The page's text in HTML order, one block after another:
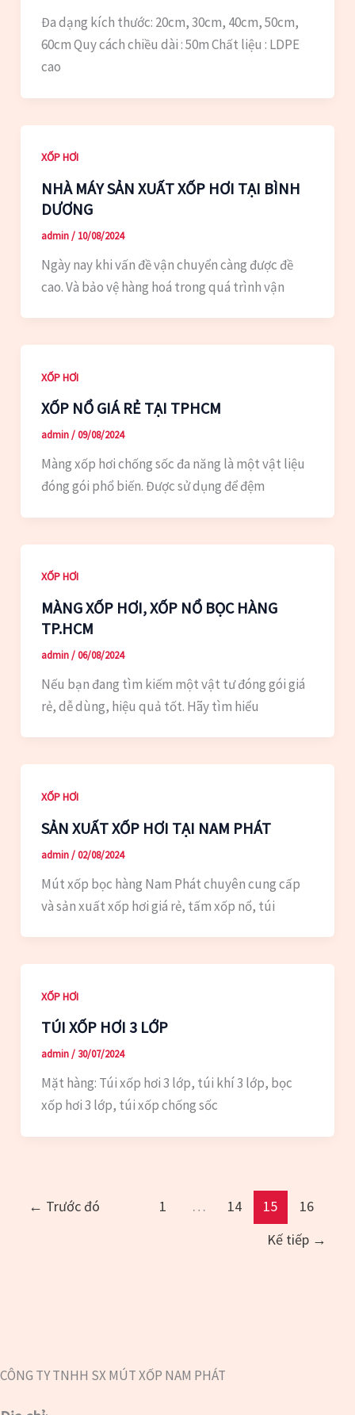
Đa dạng kích thước: 20cm, 30cm, 40cm, 50cm,
60cm Quy cách chiều dài : 50m Chất liệu : LDPE
cao
XỐP HƠI
NHÀ MÁY SẢN XUẤT XỐP HƠI TẠI BÌNH
DƯƠNG
admin/ 10/08/2024
Ngày nay khi vấn đề vận chuyển càng được đề
cao. Và bảo vệ hàng hoá trong quá trình vận
XỐP HƠI
XỐP NỔ GIÁ RẺ TẠI TPHCM
admin/09/08/2024
Màng xốp hơi chống sốc đa năng là một vật liệu
đóng gói phổ biến. Được sử dụng để đệm
XỐP HƠI
MÀNG XỐP HƠI, XỐP NỔ BỌC HÀNG
TP.HCM
admin/06/08/2024
Nếu bạn đang tìm kiếm một vật tư đóng gói giá
rẻ, dễ dùng, hiệu quả tốt. Hãy tìm hiểu
XỐP HƠI
SẢN XUẤT XỐP HƠI TẠI NAM PHÁT
admin/02/08/2024
Mút xốp bọc hàng Nam Phát chuyên cung cấp
và sản xuất xốp hơi giá rẻ, tấm xốp nổ, túi
XỐP HƠI
TÚI XỐP HƠI 3 LỚP
admin/ 30/07/2024
Mặt hàng: Túi xốp hơi 3 lớp, túi khí 3 lớp, bọc
xốp hơi 3 lớp, túi xốp chống sốc
← Trước đó 1 … 14 15
16
Kế tiếp →
CÔNG TY TNHH SX MÚT XỐP NAM PHÁT